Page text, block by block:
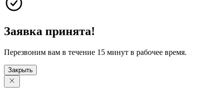
Заявка принята!
Перезвоним вам в течение 15 минут в рабочее время.
Закрыть